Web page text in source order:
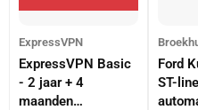
ExpressVPN
ExpressVPN Basic
- 2 jaar + 4
maanden
Ford
ST-